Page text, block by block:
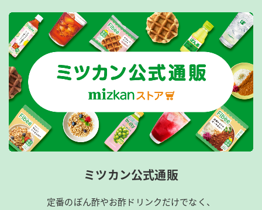
ミツカン公式通販
定番のぽん酢やお酢ドリンクだけでなく、